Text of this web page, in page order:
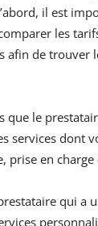
il est
les
afin de trouver
que le
services dont
prise en
qui a